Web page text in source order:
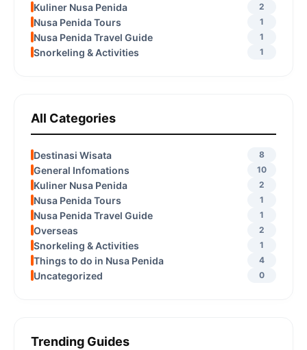
Kuliner Nusa Penida 2
Nusa Penida Tours 1
Nusa Penida Travel Guide 1
Snorkeling & Activities 1
All Categories
Destinasi Wisata 8
General Infomations 10
Kuliner Nusa Penida 2
Nusa Penida Tours 1
Nusa Penida Travel Guide 1
Overseas 2
Snorkeling & Activities 1
Things to do in Nusa Penida 4
Uncategorized 0
Trending Guides